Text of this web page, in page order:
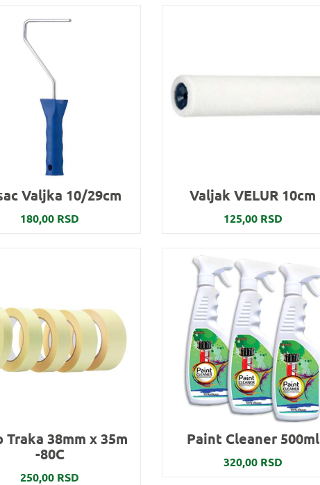
Valjka 10/29cm
180,00 RSD
Valjak VELUR 10cm
125,00 RSD
Traka 38mm x 35m
-80C
250,00 RSD
Paint Cleaner 500ml
320,00 RSD